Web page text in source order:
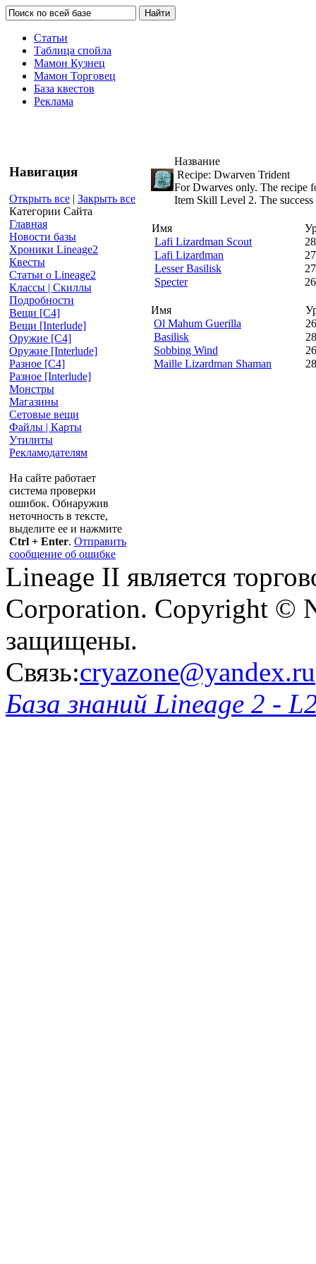
Статьи
Таблица спойла
Мамон Кузнец
Мамон Торговец
База квестов
Реклама
Навигация
Открыть все | Закрыть все
Категории Сайта
Главная
Новости базы
Хроники Lineage2
Квесты
Статьи о Lineage2
Классы | Скиллы
Подробности
Вещи [С4]
Вещи [Interlude]
Оружие [С4]
Оружие [Interlude]
Разное [C4]
Разное [Interlude]
Монстры
Магазины
Сетовые вещи
Файлы | Карты
Утилиты
Рекламодателям
На сайте работает
система проверки
ошибок. Обнаружив
неточность в тексте,
выделите ее и нажмите
Ctrl + Enter. Отправить
сообщение об ошибке
Название
Recipe: Dwarven Trident
For Dwarves only. The recipe
Item Skill Level 2. The success
Имя
Lafi Lizardman Scout
28
Lafi Lizardman
27
Lesser Basilisk
27
Specter
26
Имя
Ol Mahum Guerilla
26
Basilisk
28
Sobbing Wind
26
Maille Lizardman Shaman
28
Lineage II является
Corporation. Copyright ©
защищены.
Связь:cryazone@yandex.ru
База знаний Lineage 2 -